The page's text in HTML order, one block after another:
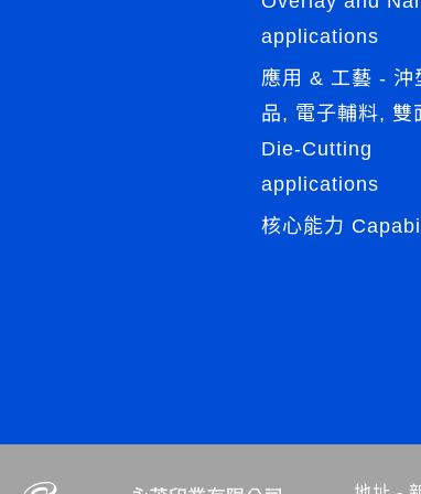
applications
應用 & 工藝 - 沖
品, 電子輔料, 雙
Die-Cutting
applications
核心能力